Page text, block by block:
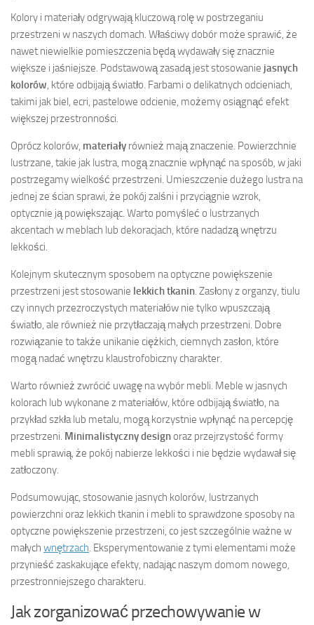
Kolory i materiały odgrywają kluczową rolę w postrzeganiu
przestrzeni w naszych domach. Właściwy dobór może sprawić, że
nawet niewielkie pomieszczenia będą wydawały się znacznie
większe i jaśniejsze. Podstawową zasadą jest stosowanie jasnych
kolorów, które odbijają światło. Farbami o delikatnych odcieniach,
takimi jak biel, ecri, pastelowe odcienie, możemy osiągnąć efekt
większej przestronności.
Oprócz kolorów, materiały również mają znaczenie. Powierzchnie
lustrzane, takie jak lustra, mogą znacznie wpłynąć na sposób, w jaki
postrzegamy wielkość przestrzeni. Umieszczenie dużego lustra na
jednej ze ścian sprawi, że pokój zalśni i przyciągnie wzrok,
optycznie ją powiększając. Warto pomyśleć o lustrzanych
akcentach w meblach lub dekoracjach, które nadadzą wnętrzu
lekkości.
Kolejnym skutecznym sposobem na optyczne powiększenie
przestrzeni jest stosowanie lekkich tkanin. Zasłony z organzy, tiulu
czy innych przezroczystych materiałów nie tylko wpuszczają
światło, ale również nie przytłaczają małych przestrzeni. Dobre
rozwiązanie to także unikanie ciężkich, ciemnych zasłon, które
mogą nadać wnętrzu klaustrofobiczny charakter.
Warto również zwrócić uwagę na wybór mebli. Meble w jasnych
kolorach lub wykonane z materiałów, które odbijają światło, na
przykład szkła lub metalu, mogą korzystnie wpłynąć na percepcję
przestrzeni. Minimalistyczny designoraz przejrzystość formy
mebli sprawią, że pokój nabierze lekkości i nie będzie wydawał się
zatłoczony.
Podsumowując, stosowanie jasnych kolorów, lustrzanych
powierzchni oraz lekkich tkanin i mebli to sprawdzone sposoby na
optyczne powiększenie przestrzeni, co jest szczególnie ważne w
małych wnętrzach. Eksperymentowanie z tymi elementami może
przynieść zaskakujące efekty, nadając naszym domom nowego,
przestronniejszego charakteru.
Jak zorganizować przechowywanie w